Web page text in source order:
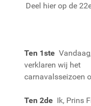
Deel hier op de
Ten 1ste
verklaren wij het
carnavalsseizoen
Ten 2de Ik, Prins